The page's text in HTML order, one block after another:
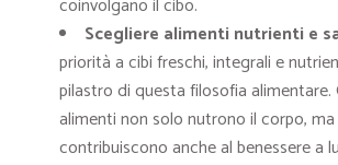
coinvolgano il cibo.
Scegliere alimenti nutrienti e
priorità a cibi freschi, integrali e
pilastro di questa filosofia alimentare.
alimenti non solo nutrono il corpo, ma
contribuiscono anche al benessere a